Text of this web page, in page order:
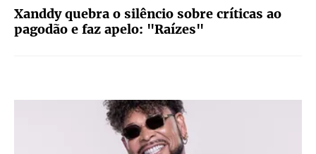
Xanddy quebra o silêncio sobre críticas ao
pagodão e faz apelo: "Raízes"